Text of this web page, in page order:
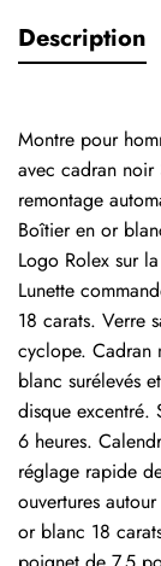
Description
Montre pour
avec cadran
remontage
Boîtier en or
Logo Rolex sur
Lunette
18 carats. Verre
cyclope. Cadran
blanc surélevés
disque excentré.
6 heures.
réglage rapide
ouvertures
or blanc 18